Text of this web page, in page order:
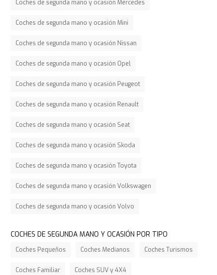
Coches de segunda mano y ocasión Mercedes
Coches de segunda mano y ocasión Mini
Coches de segunda mano y ocasión Nissan
Coches de segunda mano y ocasión Opel
Coches de segunda mano y ocasión Peugeot
Coches de segunda mano y ocasión Renault
Coches de segunda mano y ocasión Seat
Coches de segunda mano y ocasión Skoda
Coches de segunda mano y ocasión Toyota
Coches de segunda mano y ocasión Volkswagen
Coches de segunda mano y ocasión Volvo
COCHES DE SEGUNDA MANO Y OCASIÓN POR TIPO
Coches Pequeños Coches Medianos Coches Turismos
Coches Familiar Coches SUV y 4X4